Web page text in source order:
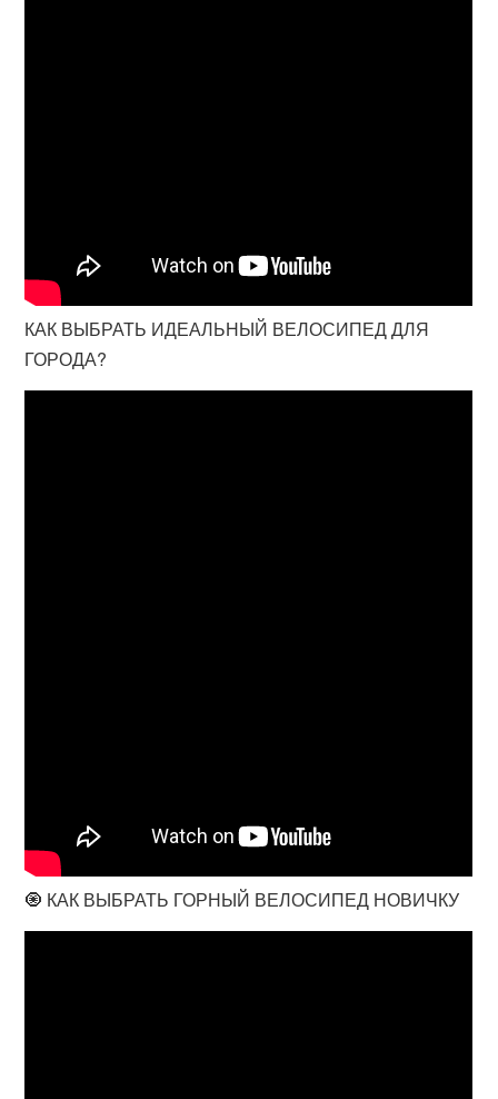
КАК ВЫБРАТЬ ИДЕАЛЬНЫЙ ВЕЛОСИПЕД ДЛЯ
ГОРОДА?
🧿 КАК ВЫБРАТЬ ГОРНЫЙ ВЕЛОСИПЕД НОВИЧКУ